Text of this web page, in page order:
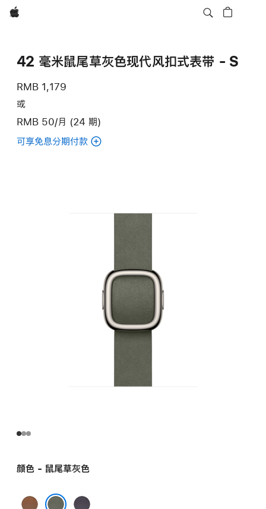
Apple
42 毫米鼠尾草灰色现代风扣式表带 - S
RMB 1,179
或
RMB 50/月 (24 期)
可享免息分期付款 (42
款
项)
颜色 - 鼠尾草灰色
焦
午